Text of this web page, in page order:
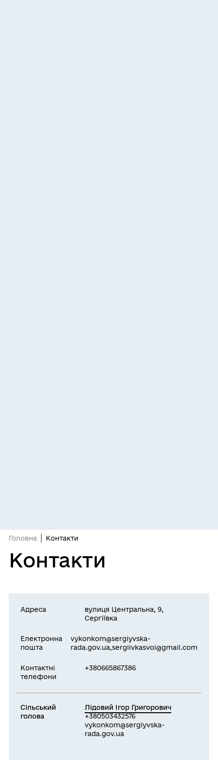
Головна Контакти
Контакти
Адреса
вулиця Центральна, 9,
Сергіївка
Електронна
пошта
vykonkom@sergiyvska-
rada.gov.ua,sergiivkasvoi@gmail.com
Контактні
телефони
+380665867386
Сільський
голова
Лідовий Ігор Григорович
+380503432576
vykonkom@sergiyvska-
rada.gov.ua